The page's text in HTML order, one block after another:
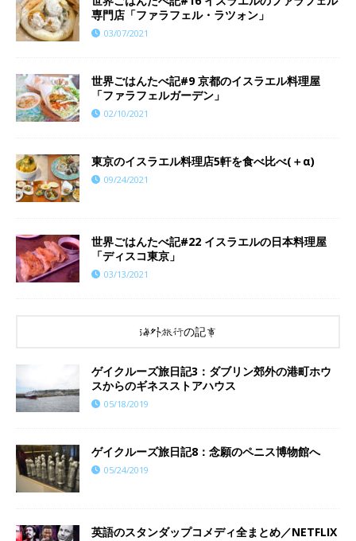
専門店「ファラフェル・ラツォン」
03/07/2021
世界ごはんたべ記#9 京都のイスラエル料理屋
「ファラフェルガーデン」
02/10/2021
東京のイスラエル料理店5軒を食べ比べ(＋α)
09/24/2021
世界ごはんたべ記#22 イスラエルの日本料理屋
「ディスコ東京」
03/13/2021
海外旅行の記事
ゲイクルーズ旅日記3：ダブリン郊外の港町ホウ
スからのギネスストアハウス
05/18/2019
ゲイクルーズ旅日記8：念願のペニス博物館へ
05/24/2019
英語のスタンダップコメディ全まとめ／NETFLIX